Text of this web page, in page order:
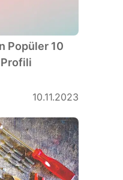
Popüler 10
10.11.2023